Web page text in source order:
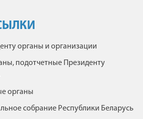
органы и организации
подотчетные Президенту
органы
собрание Республики Беларусь